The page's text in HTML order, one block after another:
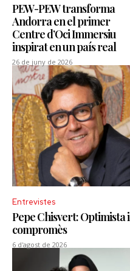
PEW-PEW transforma
Andorra en el primer
Centre d’Oci Immersiu
inspirat en un país real
26 de juny de 2026
Entrevistes
Pepe Chisvert: Optimista i
compromès
6 d'agost de 2026